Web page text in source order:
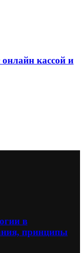
онлайн кассой и
в
принципы